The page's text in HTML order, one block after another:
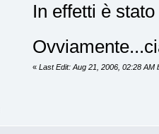
In effetti è
« Last Edit: Aug 21, 2006, 02:28 AM